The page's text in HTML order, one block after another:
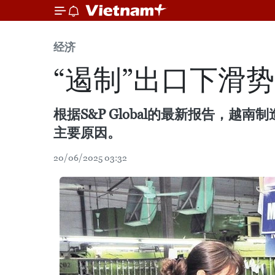
经济
“遏制”出口下滑
根据S&P Global的最新报告，越南
主要原因。
20/06/2025 03:32